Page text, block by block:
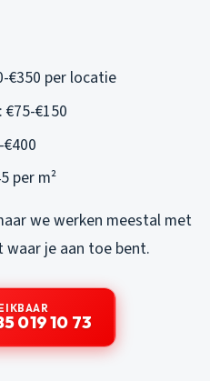
€350 per locatie
€150
per m²
we werken meestal met
je aan toe bent.
019 10 73